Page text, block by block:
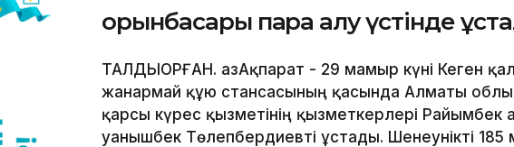
орынбасары пара алу үстінде
ТАЛДЫҚОРҒАН. ҚазАқпарат - 29 мамыр күні Кеген
жанармай құю стансасының қасында Алматы
қарсы күрес қызметінің қызметкерлері Райымбек
Қуанышбек Төлепбердиевті ұстады. Шенеунікті